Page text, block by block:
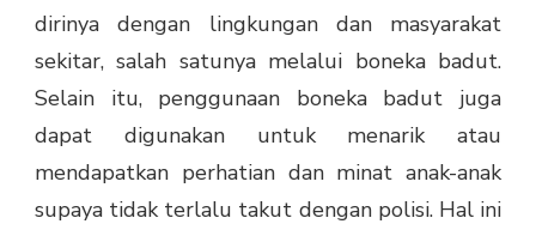
dirinya dengan lingkungan dan masyarakat
sekitar, salah satunya melalui boneka badut.
Selain itu, penggunaan boneka badut juga
dapat digunakan untuk menarik atau
mendapatkan perhatian dan minat anak-anak
supaya tidak terlalu takut dengan polisi. Hal ini